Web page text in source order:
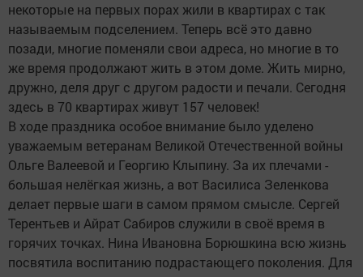
некоторые на первых порах жили в квартирах с так
называемым подселением. Теперь всё это давно
позади, многие поменяли свои адреса, но многие в то
же время продолжают жить в этом доме. Жить мирно,
дружно, деля друг с другом радости и печали. Сегодня
здесь в 70 квартирах живут 157 человек!
В ходе праздника особое внимание было уделено
уважаемым ветеранам Великой Отечественной войны
Ольге Валеевой и Георгию Клыпину. За их плечами -
большая нелёгкая жизнь, а вот Василиса Зеленкова
делает первые шаги в самом прямом смысле. Сергей
Терентьев и Айрат Сабиров служили в своё время в
горячих точках. Нина Ивановна Борюшкина всю жизнь
посвятила воспитанию подрастающего поколения. Для